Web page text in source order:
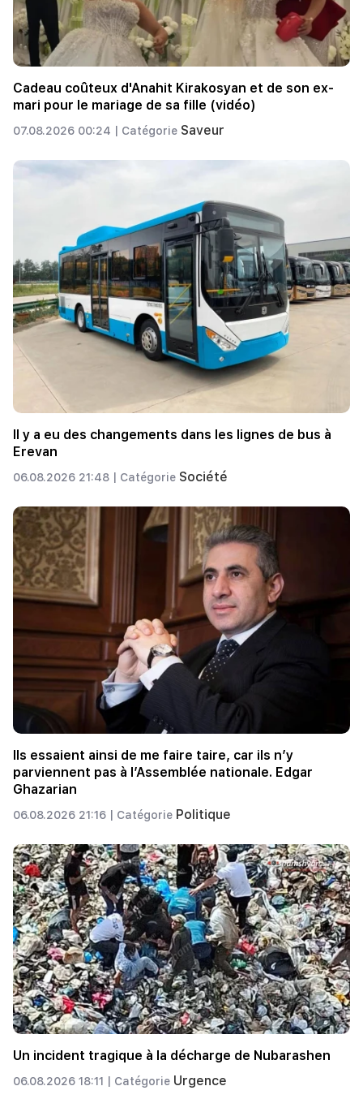
Cadeau coûteux d'Anahit Kirakosyan et de son ex-
mari pour le mariage de sa fille (vidéo)
07.08.2026 00:24 | Catégorie Saveur
Il y a eu des changements dans les lignes de bus à
Erevan
06.08.2026 21:48 | Catégorie Société
Ils essaient ainsi de me faire taire, car ils n’y
parviennent pas à l’Assemblée nationale. Edgar
Ghazarian
06.08.2026 21:16 | Catégorie Politique
Un incident tragique à la décharge de Nubarashen
06.08.2026 18:11 | Catégorie Urgence